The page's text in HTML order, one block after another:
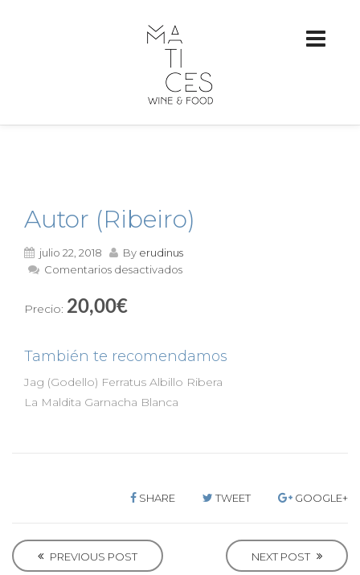
Autor (Ribeiro)
julio 22, 2018 By erudinus
Comentarios desactivadosen
Precio: 20,00€
También te recomendamos
Jag (Godello) Ferratus Albillo Ribera
La Maldita Garnacha Blanca
SHARE TWEET GOOGLE+
o
s
PREVIOUS POST NEXT POST